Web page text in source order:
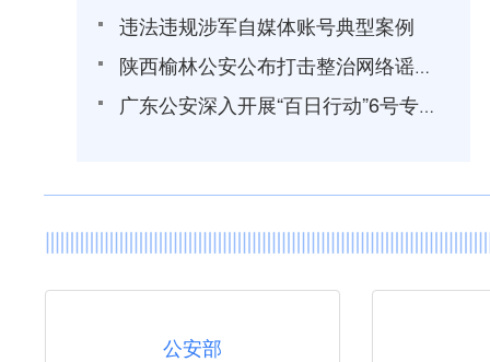
违法违规涉军自媒体账号典型案例
陕西榆林公安公布打击整治网络谣言和网络暴力5起典型案例
广东公安深入开展“百日行动”6号专项 严厉打击整治网络谣言违法犯罪
公安部